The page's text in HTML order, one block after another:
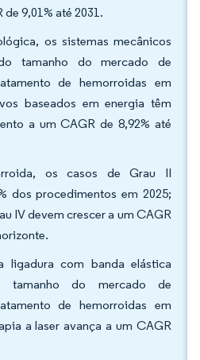
9,01% até 2031.
os sistemas mecânicos
tamanho do mercado de
de hemorroidas em
baseados em energia têm
a um CAGR de 8,92% até
os casos de Grau II
dos procedimentos em 2025;
IV devem crescer a um CAGR
ligadura com banda elástica
tamanho do mercado de
de hemorroidas em
a laser avança a um CAGR